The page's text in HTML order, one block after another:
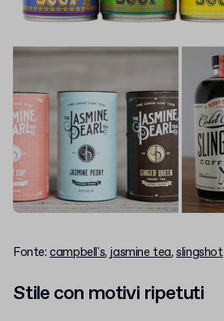
Fonte:campbell's,jasmine tea,slingshot
Stile con motivi ripetuti